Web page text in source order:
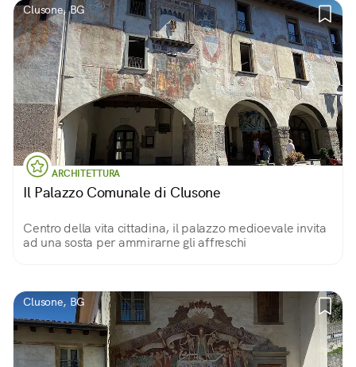
Clusone, BG
ARCHITETTURA
Il Palazzo Comunale di Clusone
Centro della vita cittadina, il palazzo medioevale invita
ad una sosta per ammirarne gli affreschi
Clusone, BG